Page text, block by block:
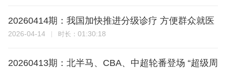
20260414期：我国加快推进分级诊疗 方便群众就医
2026-04-14 时长： 01:30:18
20260413期：北半马、CBA、中超轮番登场 “超级周